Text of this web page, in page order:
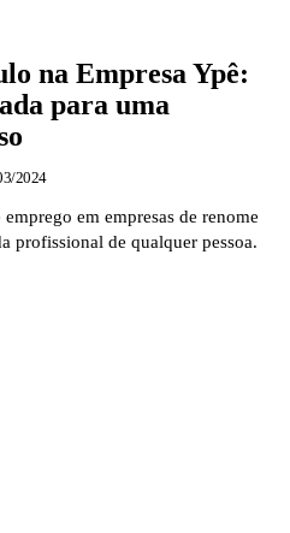
na Empresa Ypê:
para uma
2024
em empresas de renome
profissional de qualquer pessoa.